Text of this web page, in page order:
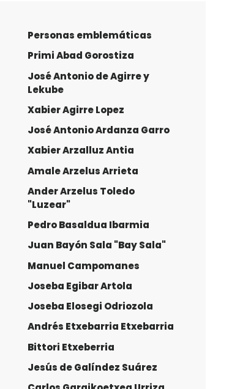
Personas emblemáticas
Primi Abad Gorostiza
José Antonio de Agirre y
Lekube
Xabier Agirre Lopez
José Antonio Ardanza Garro
Xabier Arzalluz Antia
Amale Arzelus Arrieta
Ander Arzelus Toledo
"Luzear"
Pedro Basaldua Ibarmia
Juan Bayón Sala "Bay Sala"
Manuel Campomanes
Joseba Egibar Artola
Joseba Elosegi Odriozola
Andrés Etxebarria Etxebarria
Bittori Etxeberria
Jesús de Galíndez Suárez